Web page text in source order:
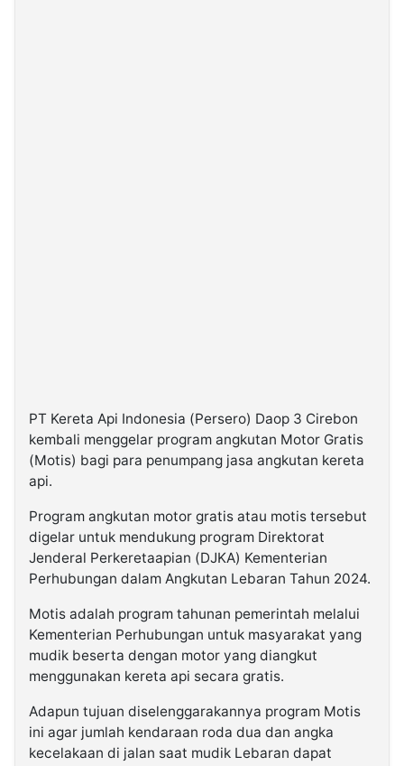
PT Kereta Api Indonesia (Persero) Daop 3 Cirebon
kembali menggelar program angkutan Motor Gratis
(Motis) bagi para penumpang jasa angkutan kereta
api.
Program angkutan motor gratis atau motis tersebut
digelar untuk mendukung program Direktorat
Jenderal Perkeretaapian (DJKA) Kementerian
Perhubungan dalam Angkutan Lebaran Tahun 2024.
Motis adalah program tahunan pemerintah melalui
Kementerian Perhubungan untuk masyarakat yang
mudik beserta dengan motor yang diangkut
menggunakan kereta api secara gratis.
Adapun tujuan diselenggarakannya program Motis
ini agar jumlah kendaraan roda dua dan angka
kecelakaan di jalan saat mudik Lebaran dapat